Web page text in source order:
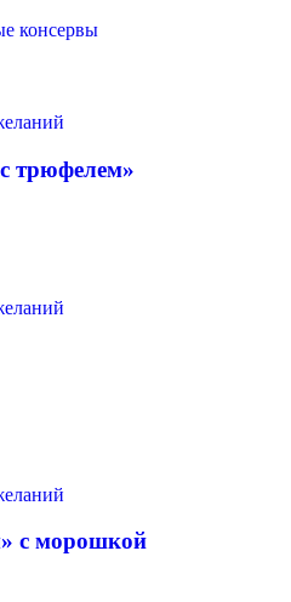
консервы
трюфелем»
с морошкой